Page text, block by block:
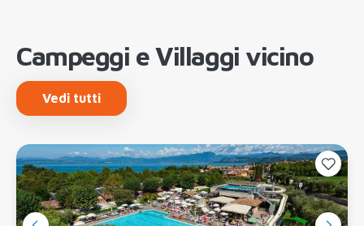
Campeggi e Villaggi vicino
Vedi tutti